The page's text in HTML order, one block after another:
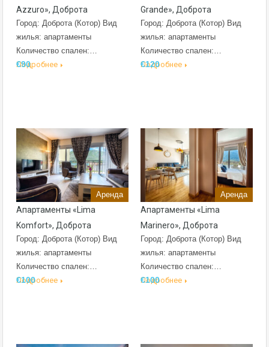
Azzuro», Доброта
Город: Доброта (Котор) Вид
жилья: апартаменты
Количество спален:…
Подробнее
€90
Grande», Доброта
Город: Доброта (Котор) Вид
жилья: апартаменты
Количество спален:…
Подробнее
€120
Аренда
Апартаменты «Lima
Komfort», Доброта
Город: Доброта (Котор) Вид
жилья: апартаменты
Количество спален:…
Подробнее
€100
Аренда
Апартаменты «Lima
Marinero», Доброта
Город: Доброта (Котор) Вид
жилья: апартаменты
Количество спален:…
Подробнее
€100